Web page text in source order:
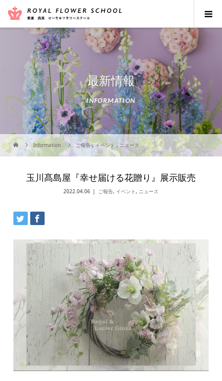
最新情報
INFORMATION
Information ご報告 ,イベント ,ニュース
玉川髙島屋『幸せ届ける花贈り』展示販売
2022.04.06 ご報告, イベント, ニュース